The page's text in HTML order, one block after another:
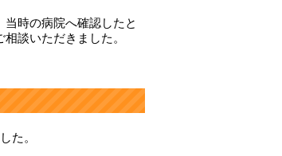
時の病院へ確認したと
談いただきました。
た。